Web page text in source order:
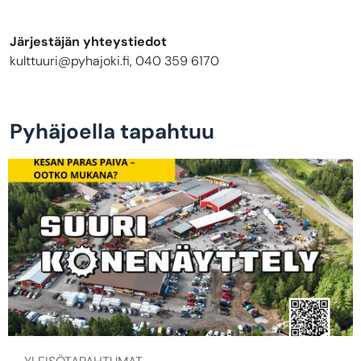
Järjestäjän yhteystiedot
kulttuuri@pyhajoki.fi, 040 359 6170
Pyhäjoella tapahtuu